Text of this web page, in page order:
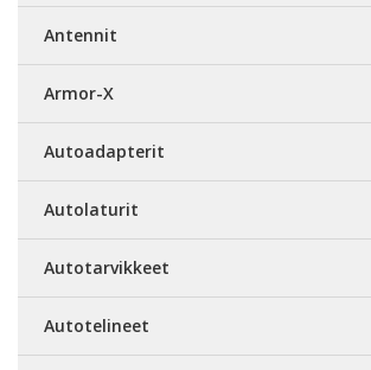
Antennit
Armor-X
Autoadapterit
Autolaturit
Autotarvikkeet
Autotelineet